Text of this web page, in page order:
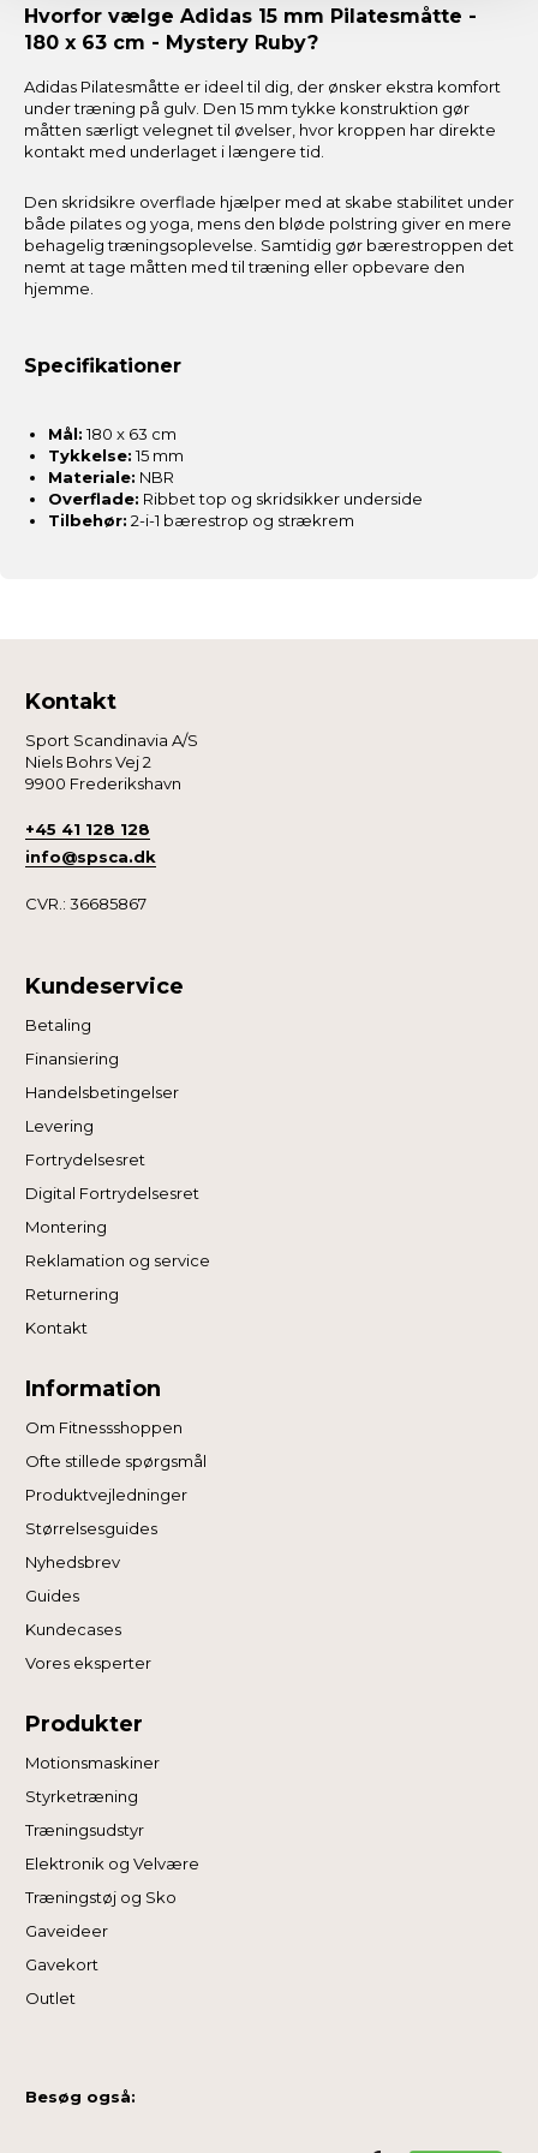
Hvorfor vælge Adidas 15 mm Pilatesmåtte -
180 x 63 cm - Mystery Ruby?
Adidas Pilatesmåtte er ideel til dig, der ønsker ekstra komfort
under træning på gulv. Den 15 mm tykke konstruktion gør
måtten særligt velegnet til øvelser, hvor kroppen har direkte
kontakt med underlaget i længere tid.
Den skridsikre overflade hjælper med at skabe stabilitet under
både pilates og yoga, mens den bløde polstring giver en mere
behagelig træningsoplevelse. Samtidig gør bærestroppen det
nemt at tage måtten med til træning eller opbevare den
hjemme.
Specifikationer
Mål:180 x 63 cm
Tykkelse:15 mm
Materiale: NBR
Overflade: Ribbet top og skridsikker underside
Tilbehør: 2-i-1 bærestrop og strækrem
Kontakt
Sport Scandinavia A/S
Niels Bohrs Vej 2
9900 Frederikshavn
+45 41 128 128
info@spsca.dk
CVR.: 36685867
Kundeservice
Betaling
Finansiering
Handelsbetingelser
Levering
Fortrydelsesret
Digital Fortrydelsesret
Montering
Reklamation og service
Returnering
Kontakt
Information
Om Fitnessshoppen
Ofte stillede spørgsmål
Produktvejledninger
Størrelsesguides
Nyhedsbrev
Guides
Kundecases
Vores eksperter
Produkter
Motionsmaskiner
Styrketræning
Træningsudstyr
Elektronik og Velvære
Træningstøj og Sko
Gaveideer
Gavekort
Outlet
Besøg også: